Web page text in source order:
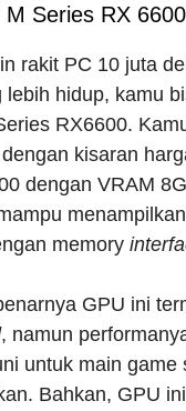
Series RX 6600
rakit PC 10 juta
lebih hidup, kamu
RX6600.
kisaran
dengan VRAM
memory
GPU ini
, namun
untuk main game
Bahkan, GPU